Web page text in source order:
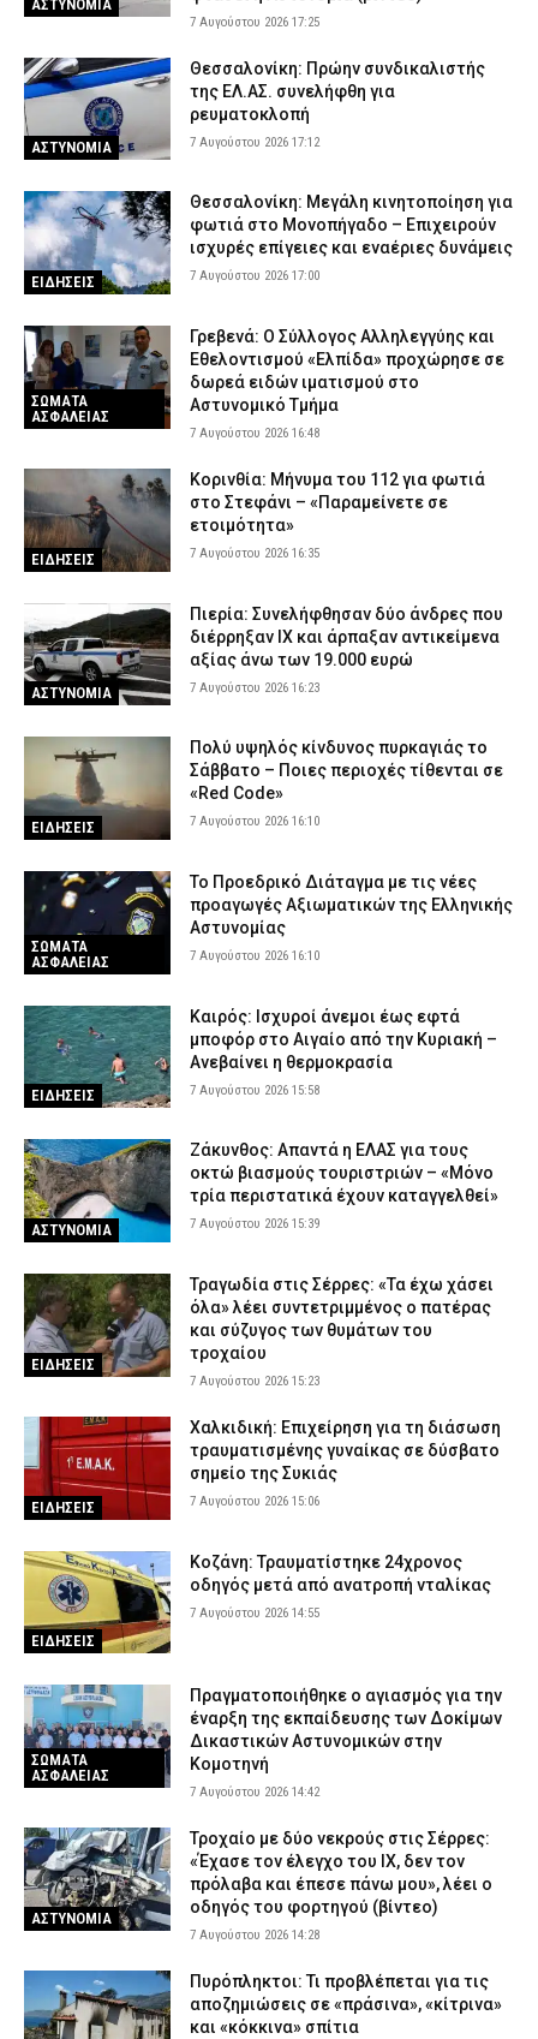
ΑΣΤΥΝΟΜΙΑ
7 Αυγούστου 2026 17:25
ΑΣΤΥΝΟΜΙΑ
Θεσσαλονίκη: Πρώην συνδικαλιστής
της ΕΛ.ΑΣ. συνελήφθη για
ρευματοκλοπή
7 Αυγούστου 2026 17:12
ΕΙΔΗΣΕΙΣ
Θεσσαλονίκη: Μεγάλη κινητοποίηση για
φωτιά στο Μονοπήγαδο – Επιχειρούν
ισχυρές επίγειες και εναέριες δυνάμεις
7 Αυγούστου 2026 17:00
ΣΩΜΑΤΑ
ΑΣΦΑΛΕΙΑΣ
Γρεβενά: Ο Σύλλογος Αλληλεγγύης και
Εθελοντισμού «Ελπίδα» προχώρησε σε
δωρεά ειδών ιματισμού στο
Αστυνομικό Τμήμα
7 Αυγούστου 2026 16:48
ΕΙΔΗΣΕΙΣ
Κορινθία: Μήνυμα του 112 για φωτιά
στο Στεφάνι – «Παραμείνετε σε
ετοιμότητα»
7 Αυγούστου 2026 16:35
ΑΣΤΥΝΟΜΙΑ
Πιερία: Συνελήφθησαν δύο άνδρες που
διέρρηξαν ΙΧ και άρπαξαν αντικείμενα
αξίας άνω των 19.000 ευρώ
7 Αυγούστου 2026 16:23
ΕΙΔΗΣΕΙΣ
Πολύ υψηλός κίνδυνος πυρκαγιάς το
Σάββατο – Ποιες περιοχές τίθενται σε
«Red Code»
7 Αυγούστου 2026 16:10
ΣΩΜΑΤΑ
ΑΣΦΑΛΕΙΑΣ
Το Προεδρικό Διάταγμα με τις νέες
προαγωγές Αξιωματικών της Ελληνικής
Αστυνομίας
7 Αυγούστου 2026 16:10
ΕΙΔΗΣΕΙΣ
Καιρός: Ισχυροί άνεμοι έως εφτά
μποφόρ στο Αιγαίο από την Κυριακή –
Ανεβαίνει η θερμοκρασία
7 Αυγούστου 2026 15:58
ΑΣΤΥΝΟΜΙΑ
Ζάκυνθος: Απαντά η ΕΛΑΣ για τους
οκτώ βιασμούς τουριστριών – «Μόνο
τρία περιστατικά έχουν καταγγελθεί»
7 Αυγούστου 2026 15:39
ΕΙΔΗΣΕΙΣ
Τραγωδία στις Σέρρες: «Τα έχω χάσει
όλα» λέει συντετριμμένος ο πατέρας
και σύζυγος των θυμάτων του
τροχαίου
7 Αυγούστου 2026 15:23
ΕΙΔΗΣΕΙΣ
Χαλκιδική: Επιχείρηση για τη διάσωση
τραυματισμένης γυναίκας σε δύσβατο
σημείο της Συκιάς
7 Αυγούστου 2026 15:06
ΕΙΔΗΣΕΙΣ
Κοζάνη: Τραυματίστηκε 24χρονος
οδηγός μετά από ανατροπή νταλίκας
7 Αυγούστου 2026 14:55
ΣΩΜΑΤΑ
ΑΣΦΑΛΕΙΑΣ
Πραγματοποιήθηκε ο αγιασμός για την
έναρξη της εκπαίδευσης των Δοκίμων
Δικαστικών Αστυνομικών στην
Κομοτηνή
7 Αυγούστου 2026 14:42
ΑΣΤΥΝΟΜΙΑ
Τροχαίο με δύο νεκρούς στις Σέρρες:
«Έχασε τον έλεγχο του ΙΧ, δεν τον
πρόλαβα και έπεσε πάνω μου», λέει ο
οδηγός του φορτηγού (βίντεο)
7 Αυγούστου 2026 14:28
Πυρόπληκτοι: Τι προβλέπεται για τις
αποζημιώσεις σε «πράσινα», «κίτρινα»
και «κόκκινα» σπίτια